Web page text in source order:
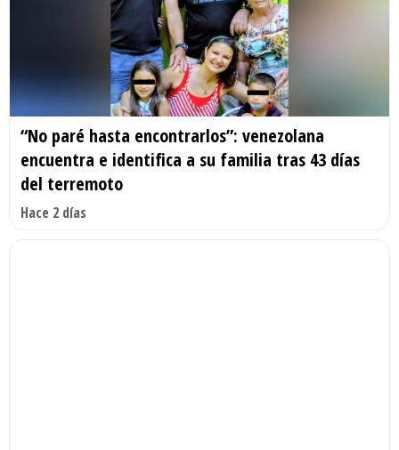
“No paré hasta encontrarlos”: venezolana
encuentra e identifica a su familia tras 43 días
del terremoto
Hace 2 días